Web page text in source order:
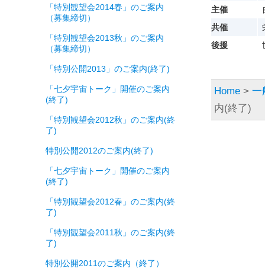
主催
共催
後援
Home > 一
内(終了)
「特別観望会2014春」のご案内
（募集締切）
「特別観望会2013秋」のご案内
（募集締切）
「特別公開2013」のご案内(終了)
「七夕宇宙トーク」開催のご案内
(終了)
「特別観望会2012秋」のご案内(終
了)
特別公開2012のご案内(終了)
「七夕宇宙トーク」開催のご案内
(終了)
「特別観望会2012春」のご案内(終
了)
「特別観望会2011秋」のご案内(終
了)
特別公開2011のご案内（終了）